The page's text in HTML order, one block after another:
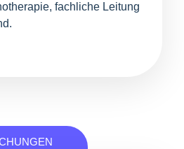
fachliche Leitung